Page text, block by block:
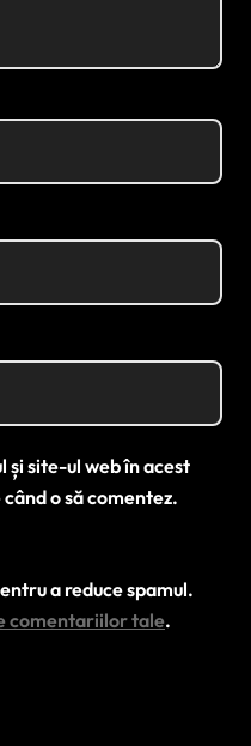
și site-ul web în acest
o să comentez.
a reduce spamul.
comentariilor tale.